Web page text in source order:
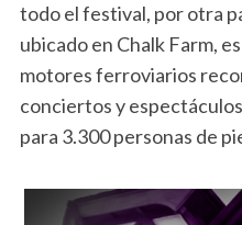
todo el festival, por otra
ubicado en Chalk Farm,
motores ferroviarios
conciertos y
para 3.300 personas de